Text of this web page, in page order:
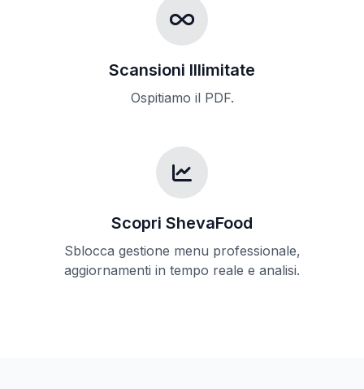
Scansioni Illimitate
Ospitiamo il PDF.
Scopri ShevaFood
Sblocca gestione menu professionale,
aggiornamenti in tempo reale e analisi.